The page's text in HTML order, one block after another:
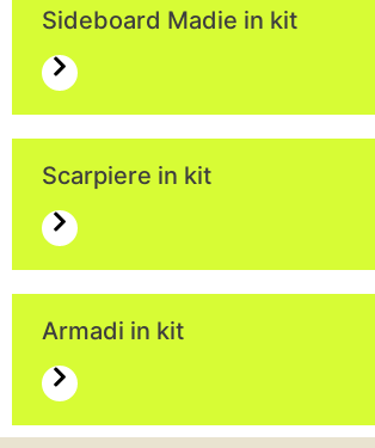
Sideboard Madie in kit
Scarpiere in kit
Armadi in kit